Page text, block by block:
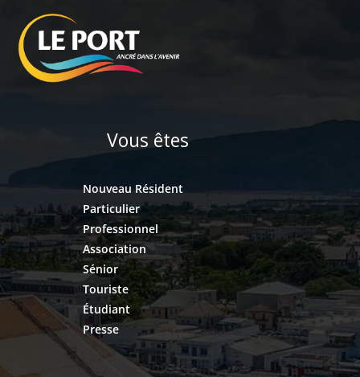
Vous êtes
Nouveau Résident
Particulier
Professionnel
Association
Sénior
Touriste
Étudiant
Presse